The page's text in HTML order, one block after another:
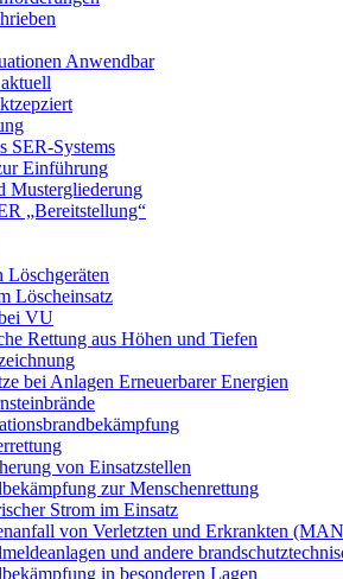
Anwendbar
SER-Systems
Einführung
Mustergliederung
„Bereitstellung“
Löschgeräten
Löscheinsatz
VU
Rettung aus Höhen und Tiefen
bei Anlagen Erneuerbarer Energien
von Einsatzstellen
zur Menschenrettung
Strom im Einsatz
von Verletzten und Erkrankten
und andere
in besonderen Lagen